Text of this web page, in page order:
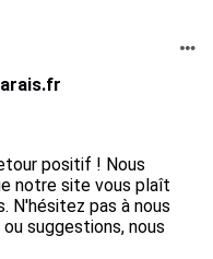
positif ! Nous
notre site vous plaît
N'hésitez pas à nous
suggestions, nous